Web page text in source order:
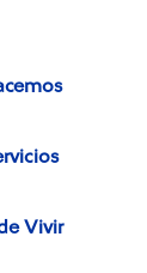
Vivir